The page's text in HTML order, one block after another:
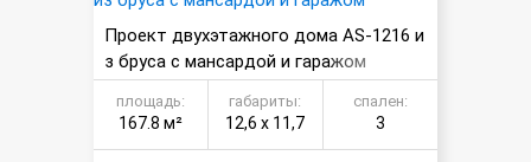
Проект двухэтажного дома AS-1216 и
з бруса с мансардой и гаражом
площадь:
167.8 м²
габариты:
12,6 х 11,7
спален:
3